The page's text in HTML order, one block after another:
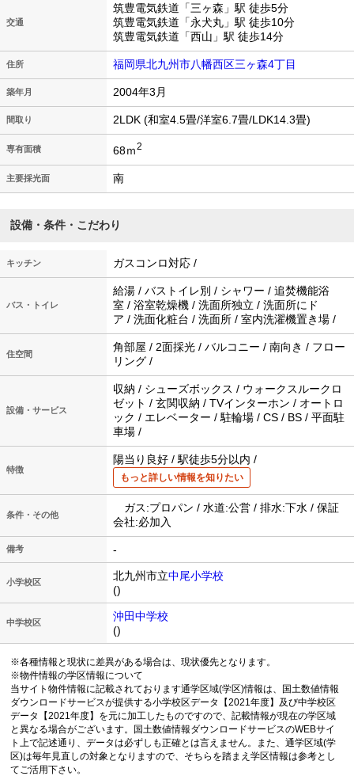
交通
筑豊電気鉄道「三ヶ森」駅 徒歩5分
筑豊電気鉄道「永犬丸」駅 徒歩10分
筑豊電気鉄道「西山」駅 徒歩14分
住所 福岡県北九州市八幡西区三ヶ森4丁目
築年月 2004年3月
間取り 2LDK (和室4.5畳/洋室6.7畳/LDK14.3畳)
専有面積 68ｍ2
主要採光面 南
設備・条件・こだわり
キッチン ガスコンロ対応 /
バス・トイレ
給湯 / バストイレ別 / シャワー / 追焚機能浴
室 / 浴室乾燥機 / 洗面所独立 / 洗面所にド
ア / 洗面化粧台 / 洗面所 / 室内洗濯機置き場 /
住空間
角部屋 / 2面採光 / バルコニー / 南向き / フロー
リング /
設備・サービス
収納 / シューズボックス / ウォークスルークロ
ゼット / 玄関収納 / TVインターホン / オートロ
ック / エレベーター / 駐輪場 / CS / BS / 平面駐
車場 /
特徴
陽当り良好 / 駅徒歩5分以内 /
もっと詳しい情報を知りたい
条件・その他
ガス:プロパン / 水道:公営 / 排水:下水 / 保証
会社:必加入
備考 -
小学校区 北九州市立中尾小学校
()
中学校区
沖田中学校
()
※各種情報と現状に差異がある場合は、現状優先となります。
※物件情報の学区情報について
当サイト物件情報に記載されております通学区域(学区)情報は、国土数値情報
ダウンロードサービスが提供する小学校区データ【2021年度】及び中学校区
データ【2021年度】を元に加工したものですので、記載情報が現在の学区域
と異なる場合がございます。国土数値情報ダウンロードサービスのWEBサイ
ト上で記述通り、データは必ずしも正確とは言えません。また、通学区域(学
区)は毎年見直しの対象となりますので、そちらを踏まえ学区情報は参考とし
てご活用下さい。